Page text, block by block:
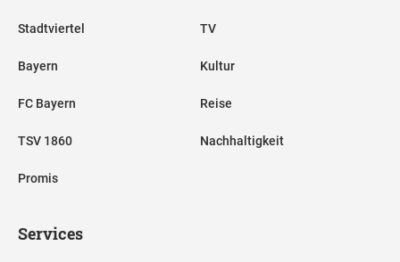
Stadtviertel
Bayern
FC Bayern
TSV 1860
Promis
TV
Kultur
Reise
Nachhaltigkeit
Services